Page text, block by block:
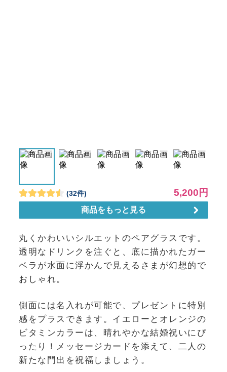
丸くかわいいシルエットのペアグラスです。
透明なドリンクを注ぐと、底に描かれたガー
ベラが水面に浮かんで見えるさまが幻想的で
おしゃれ。
側面には名入れが可能で、プレゼントに特別
感をプラスできます。イエローとオレンジの
ビタミンカラーは、晴れやかな結婚祝いにぴ
ったり！メッセージカードを添えて、二人の
新たな門出を祝福しましょう。